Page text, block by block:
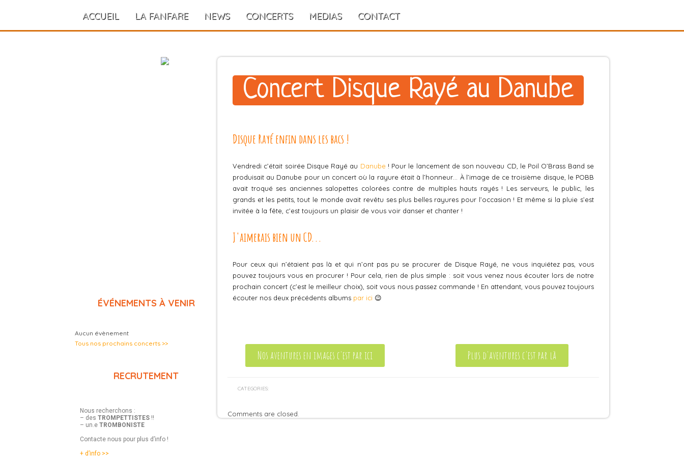
ACCUEIL LA FANFARE NEWS CONCERTS MEDIAS CONTACT
ÉVÉNEMENTS À VENIR
Aucun évènement
Tous nos prochains concerts >>
RECRUTEMENT
Nous recherchons :
– des TROMPETTISTES !!
– un.e TROMBONISTE
Contacte nous pour plus d’info !
+ d’info >>
Concert Disque Rayé au Danube
Disque Rayé enfin dans les bacs !
Vendredi c’était soirée Disque Rayé au Danube ! Pour le lancement de son nouveau CD, le Poil O’Brass Band se
produisait au Danube pour un concert où la rayure était à l’honneur… À l’image de ce troisième disque, le POBB
avait troqué ses anciennes salopettes colorées contre de multiples hauts rayés ! Les serveurs, le public, les
grands et les petits, tout le monde avait revêtu ses plus belles rayures pour l’occasion ! Et même si la pluie s’est
invitée à la fête, c’est toujours un plaisir de vous voir danser et chanter !
J'aimerais bien un CD...
Pour ceux qui n’étaient pas là et qui n’ont pas pu se procurer de Disque Rayé, ne vous inquiétez pas, vous
pouvez toujours vous en procurer ! Pour cela, rien de plus simple : soit vous venez nous écouter lors de notre
prochain concert (c’est le meilleur choix), soit vous nous passez commande ! En attendant, vous pouvez toujours
écouter nos deux précédents albums par ici 😉
Nos aventures en images c'est par ici Plus d'aventures c'est par là
CATEGORIES:
Comments are closed.